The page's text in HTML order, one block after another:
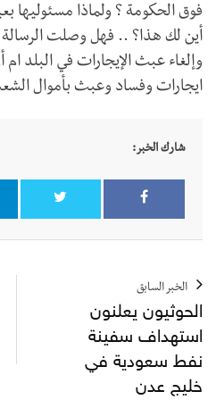
فوق الحكومة ؟ ولماذا مسئوليها
أين لك هذا؟ .. فهل وصلت
وإلغاء عبث الإيجارات في البلد
ايجارات وفساد وعبث بأموال
شارك الخبر:
الخبر السابق
الحوثيون يعلنون
استهداف سفينة
نفط سعودية في
خليج عدن